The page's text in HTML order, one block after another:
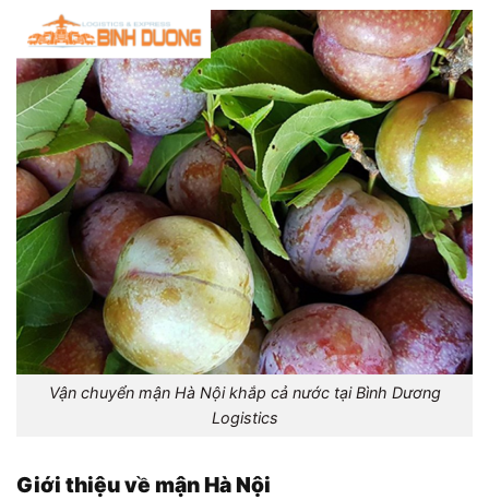
Vận chuyển mận Hà Nội khắp cả nước tại Bình Dương
Logistics
Giới thiệu về mận Hà Nội